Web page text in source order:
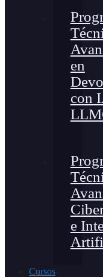
en
con
e
Cursos